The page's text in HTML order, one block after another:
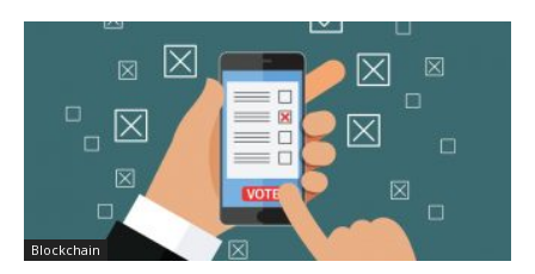
Blockchain